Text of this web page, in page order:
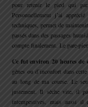
pour retenir le pied qui
Personnellement j’ai
techniques, permet de
passés dans des passages
compte finalement. Le pare-
Ce fut environ 20 heures de
gênes ou d’inconfort dans
au long de ma course. Le
justement. Il sèche vite, il
intempestives, mais aussi il